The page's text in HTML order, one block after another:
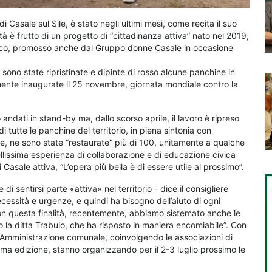
sul Sile, è stato negli ultimi mesi, come recita il suo
è frutto di un progetto di “cittadinanza attiva” nato nel 2019,
promosso anche dal Gruppo donne Casale in occasione
state ripristinate e dipinte di rosso alcune panchine in
inaugurate il 25 novembre, giornata mondiale contro la
in stand-by ma, dallo scorso aprile, il lavoro è ripreso
tutte le panchine del territorio, in piena sintonia con
ne sono state “restaurate” più di 100, unitamente a qualche
esperienza di collaborazione e di educazione civica
attiva, “L’opera più bella è di essere utile al prossimo”.
di sentirsi parte «attiva» nel territorio - dice il consigliere
e urgenze, e quindi ha bisogno dell’aiuto di ogni
questa finalità, recentemente, abbiamo sistemato anche le
ditta Trabuio, che ha risposto in maniera encomiabile”. Con
comunale, coinvolgendo le associazioni di
edizione, stanno organizzando per il 2-3 luglio prossimo le